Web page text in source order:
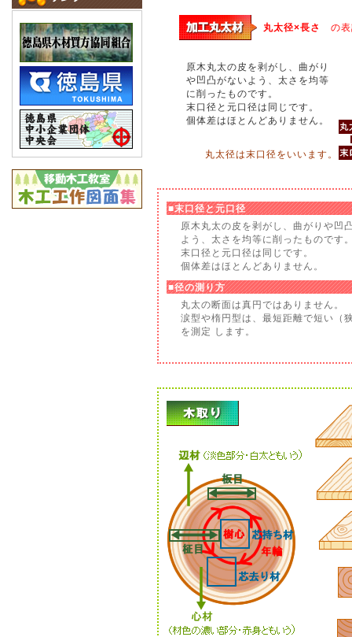
丸太径×長さ の表
原木丸太の皮を剥がし、曲がり
や凹凸がないよう、太さを均等
に削ったものです。
末口径と元口径は同じです。
個体差はほとんどありません。
丸太径は末口径をいいます。
■末口径と元口径
原木丸太の皮を剥がし、曲がりや凹
よう、太さを均等に削ったものです
末口径と元口径は同じです。
個体差はほとんどありません。
■径の測り方
丸太の断面は真円ではありません。
涙型や楕円型は、最短距離で短い（
を測定 します。